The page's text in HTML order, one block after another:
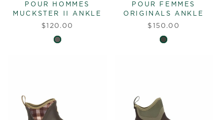
POUR HOMMES
MUCKSTER II ANKLE
$120.00
POUR FEMMES
ORIGINALS ANKLE
$150.00